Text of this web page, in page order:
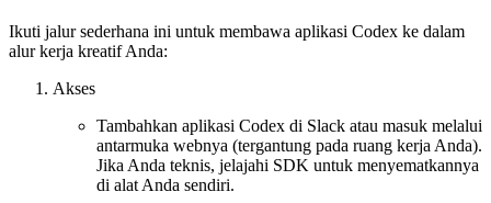
Ikuti jalur sederhana ini untuk membawa aplikasi Codex ke dalam
alur kerja kreatif Anda:
Akses
Tambahkan aplikasi Codex di Slack atau masuk melalui
antarmuka webnya (tergantung pada ruang kerja Anda).
Jika Anda teknis, jelajahi SDK untuk menyematkannya
di alat Anda sendiri.